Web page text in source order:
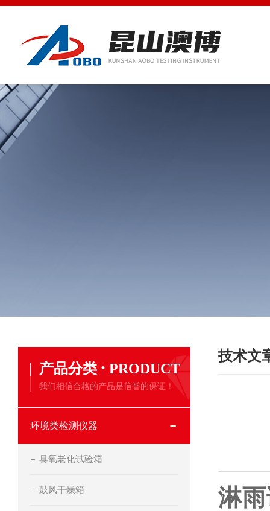
产品分类 · PRODUCT
我们相信合格的产品是信誉的保证！
环境类检测仪器
臭氧老化试验箱
鼓风干燥箱
技术文
淋